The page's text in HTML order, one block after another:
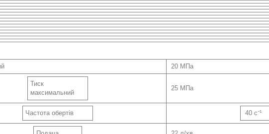
20 МПа
Тиск
максимальний
25 МПа
Частота обертів 40 с⁻¹